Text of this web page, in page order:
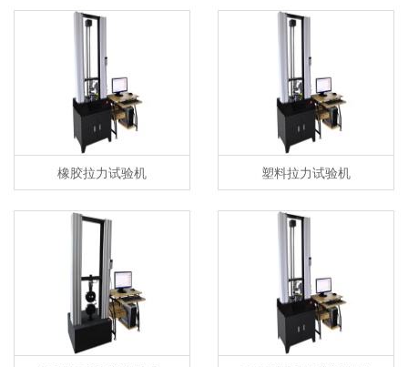
橡胶拉力试验机 塑料拉力试验机